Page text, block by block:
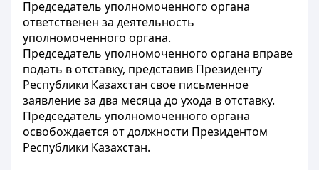
Председатель уполномоченного органа
ответственен за деятельность
уполномоченного органа.
Председатель уполномоченного органа вправе
подать в отставку, представив Президенту
Республики Казахстан свое письменное
заявление за два месяца до ухода в отставку.
Председатель уполномоченного органа
освобождается от должности Президентом
Республики Казахстан.